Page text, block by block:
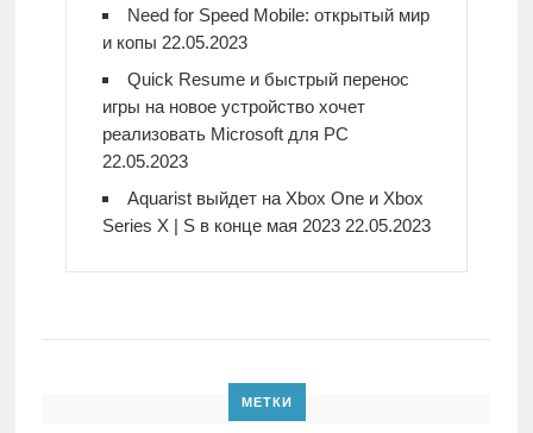
Need for Speed Mobile: открытый мир
и копы 22.05.2023
Quick Resume и быстрый перенос
игры на новое устройство хочет
реализовать Microsoft для PC
22.05.2023
Aquarist выйдет на Xbox One и Xbox
Series X | S в конце мая 2023 22.05.2023
МЕТКИ